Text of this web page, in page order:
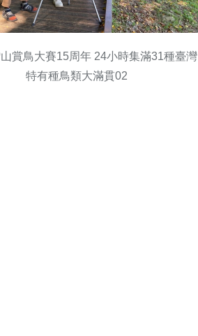
賞鳥大賽15周年 24小時集滿31種臺灣
特有種鳥類大滿貫02